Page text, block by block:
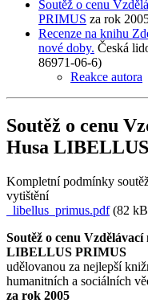
Soutěž o cenu
PRIMUS za rok
Recenze na knihu
nové doby. Česká
86971-06-6)
Reakce autora
Soutěž o cenu
Husa
Kompletní podmínky
vytištění
libellus_primus.pdf(82
Soutěž o cenu Vzdělávací
LIBELLUS PRIMUS
udělovanou za nejlepší
humanitních a sociálních
za rok 2005